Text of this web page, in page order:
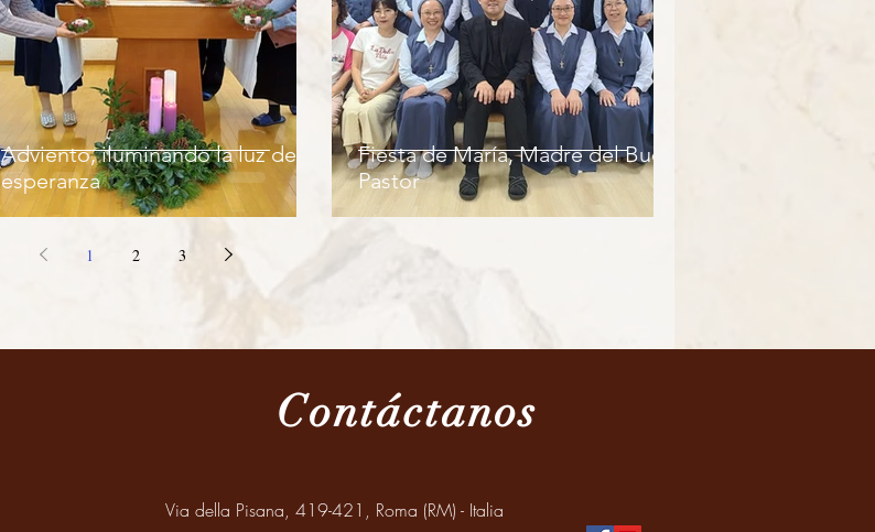
Adviento, iluminando la luz de la
esperanza
Fiesta de María, Madre del Buen
Pastor
1 2 3
Contáctanos
Via della Pisana, 419-421, Roma (RM) - Italia